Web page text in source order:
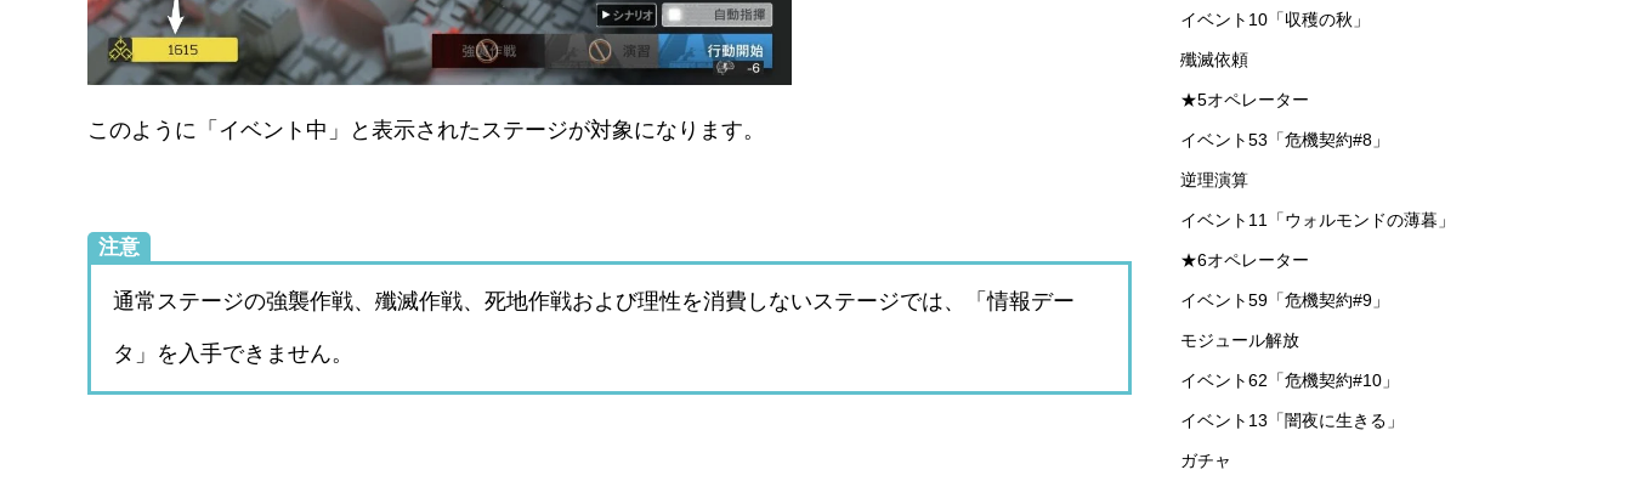
このように「イベント中」と表示されたステージが対象になります。
注意
通常ステージの強襲作戦、殲滅作戦、死地作戦および理性を消費しないステージでは、「情報デー
タ」を入手できません。
イベント10「収穫の秋」
殲滅依頼
★5オペレーター
イベント53「危機契約#8」
逆理演算
イベント11「ウォルモンドの薄暮」
★6オペレーター
イベント59「危機契約#9」
モジュール解放
イベント62「危機契約#10」
イベント13「闇夜に生きる」
ガチャ